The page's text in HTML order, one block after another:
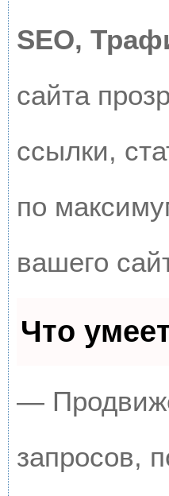
SEO,
сайта
ссылки,
по
вашего
Что
—
запросов,